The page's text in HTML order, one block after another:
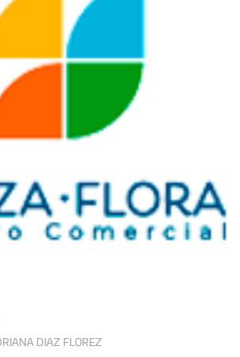
DIAZ FLOREZ